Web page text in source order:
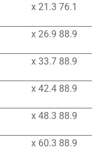
76.1 x 21.3
88.9 x 26.9
88.9 x 33.7
88.9 x 42.4
88.9 x 48.3
88.9 x 60.3